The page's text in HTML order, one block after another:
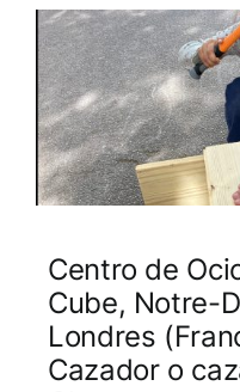
Centro de
Cube, Notre-
Londres
Cazador o